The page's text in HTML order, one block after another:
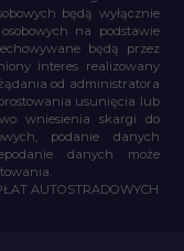
będą wyłącznie
na podstawie
będą przez
interes realizowany
od administratora
usunięcia lub
wniesienia skargi do
podanie danych
danych może
AUTOSTRADOWYCH